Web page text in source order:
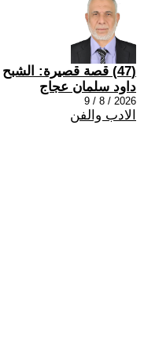
(47) قصة قصيرة: الشبح
داود سلمان عجاج
2026 / 8 / 9
الادب والفن